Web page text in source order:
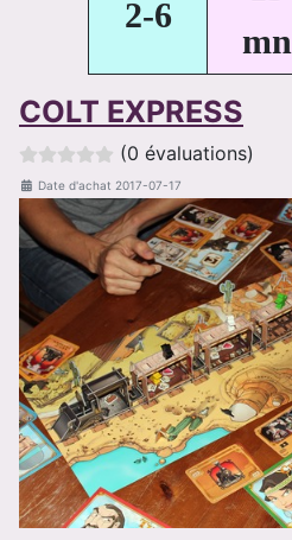
2-6
mn
COLT EXPRESS
(0 évaluations)
Date d'achat 2017-07-17